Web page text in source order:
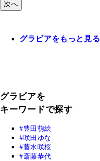
次へ
グラビアをもっと見る
グラビアを
キーワードで探す
豊田萌絵
咲田ゆな
藤水咲桜
斎藤恭代